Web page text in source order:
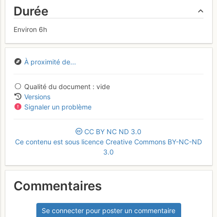
Durée
Environ 6h
À proximité de...
Qualité du document
vide
Versions
Signaler un problème
CC BY NC ND 3.0
Ce contenu est sous licence Creative Commons BY-NC-ND
3.0
Commentaires
Se connecter pour poster un commentaire